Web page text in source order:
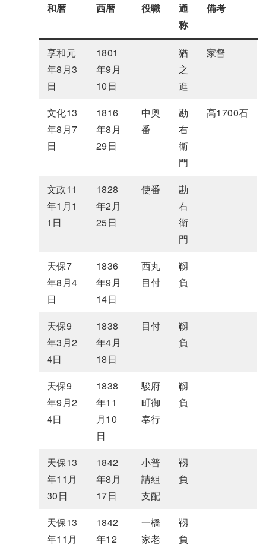
和暦 西暦 役職
通
称
備考
享和元
年8月3
日
1801
年9月
10日
猶
之
進
家督
文化13
年8月7
日
1816
年8月
29日
中奥
番
勘
右
衛
門
高1700石
文政11
年1月1
1日
1828
年2月
25日
使番
勘
右
衛
門
天保7
年8月4
日
1836
年9月
14日
西丸
目付
靱
負
天保9
年3月2
4日
1838
年4月
18日
目付
靱
負
天保9
年9月2
4日
1838
年11
月10
日
駿府
町御
奉行
靱
負
天保13
年11月
30日
1842
年8月
17日
小普
請組
支配
靱
負
天保13
年11月
1842
年12
一橋
家老
靱
負